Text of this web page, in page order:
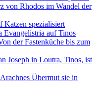
von Rhodos im Wandel der
Katzen spezialisiert
Evangelístria auf Tinos
der Fastenküche bis zum
Joseph in Loutra, Tinos, ist
Übermut sie in